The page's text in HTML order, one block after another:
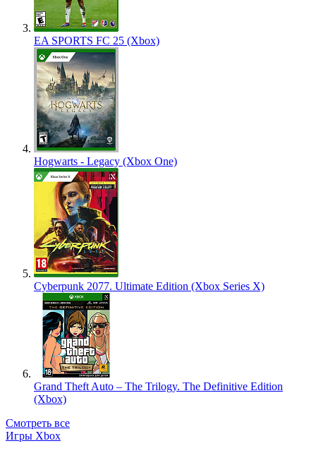
EA SPORTS FC 25 (Xbox)
Hogwarts - Legacy (Xbox One)
Cyberpunk 2077. Ultimate Edition (Xbox Series X)
Grand Theft Auto – The Trilogy. The Definitive Edition
(Xbox)
Смотреть все
Игры Xbox